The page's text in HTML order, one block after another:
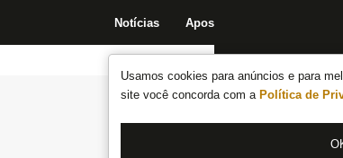
Usamos cookies para anúncios e para
site você concorda com a Política de
Notícias Apostas